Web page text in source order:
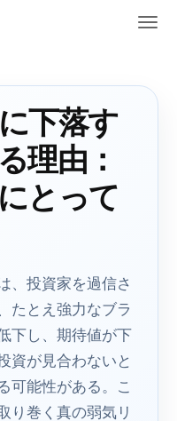
T
下落す
理由：
とって
、投資家を過信さ
たとえ強力なブラ
下し、期待値が下
資が見合わないと
可能性がある。こ
り巻く真の弱気リ